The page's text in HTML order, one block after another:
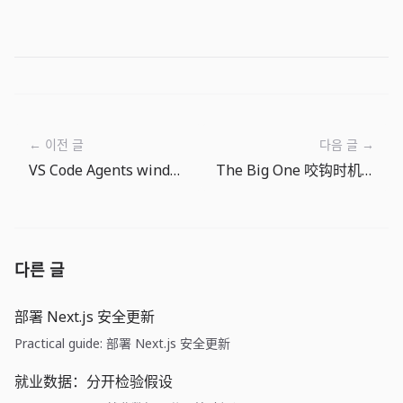
← 이전 글
VS Code Agents window 与 BYOK：团队需要一套 Agent 运营模型
다음 글 →
The Big One 咬钩时机指南：把等待变成钓鱼判断
다른 글
部署 Next.js 安全更新
Practical guide: 部署 Next.js 安全更新
就业数据：分开检验假设